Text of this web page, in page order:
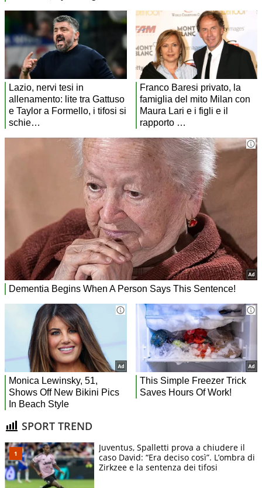
SPORT TREND
Juventus, Spalletti prova a chiudere il
caso David: “Era deciso così”. L’ombra di
Zirkzee e la sentenza dei tifosi